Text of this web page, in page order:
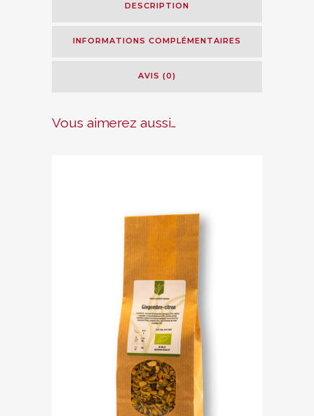
DESCRIPTION
INFORMATIONS COMPLÉMENTAIRES
AVIS (0)
Vous aimerez aussi…